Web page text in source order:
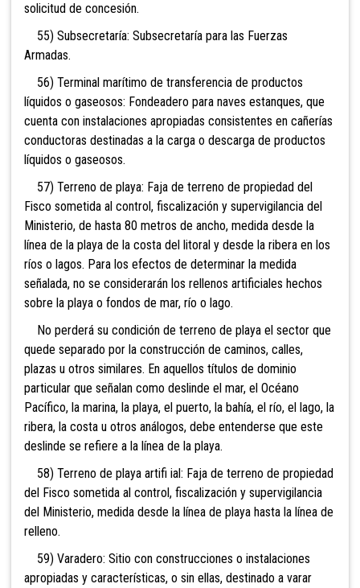
solicitud de concesión.
55) Subsecretaría: Subsecretaría para las Fuerzas
Armadas.
56) Terminal marítimo de transferencia de productos
líquidos o gaseosos: Fondeadero para naves estanques, que
cuenta con instalaciones apropiadas consistentes en cañerías
conductoras destinadas a la carga o descarga de productos
líquidos o gaseosos.
57) Terreno de playa: Faja de terreno de propiedad del
Fisco sometida al control, fiscalización y supervigilancia del
Ministerio, de hasta 80 metros de ancho, medida desde la
línea de la playa de la costa del litoral y desde la ribera en los
ríos o lagos. Para los efectos de determinar la medida
señalada, no se considerarán los rellenos artificiales hechos
sobre la playa o fondos de mar, río o lago.
No perderá su condición de terreno de playa el sector que
quede separado por la construcción de caminos, calles,
plazas u otros similares. En aquellos títulos de dominio
particular que señalan como deslinde el mar, el Océano
Pacífico, la marina, la playa, el puerto, la bahía, el río, el lago, la
ribera, la costa u otros análogos, debe entenderse que este
deslinde se refiere a la línea de la playa.
58) Terreno de playa artifi ial: Faja de terreno de propiedad
del Fisco sometida al control, fiscalización y supervigilancia
del Ministerio, medida desde la línea de playa hasta la línea de
relleno.
59) Varadero: Sitio con construcciones o instalaciones
apropiadas y características, o sin ellas, destinado a varar